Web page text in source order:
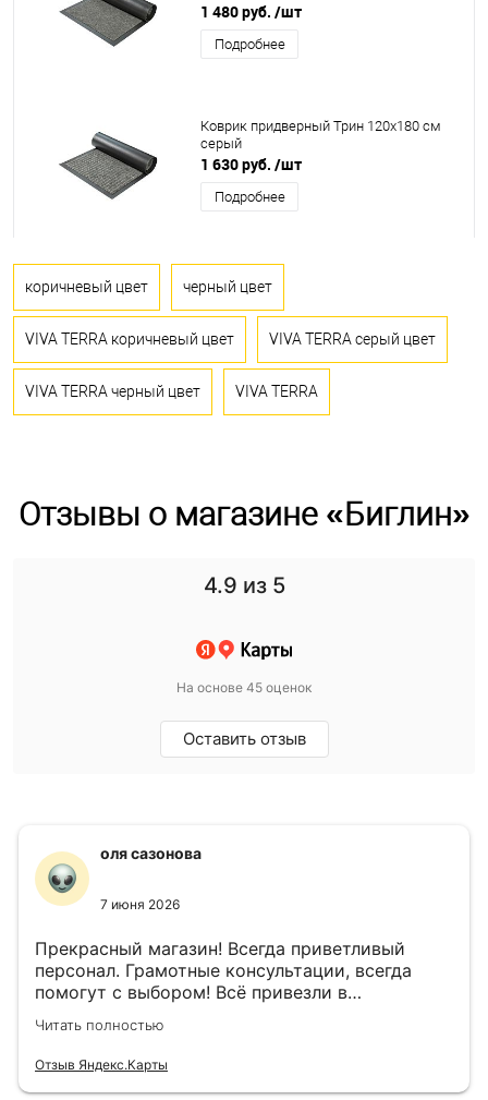
1 480 руб. /шт
Подробнее
Коврик придверный Трин 120x180 см
серый
1 630 руб. /шт
Подробнее
коричневый цвет черный цвет
VIVA TERRA коричневый цвет VIVA TERRA серый цвет
VIVA TERRA черный цвет VIVA TERRA
Отзывы о магазине «Биглин»
4.9 из 5
На основе 45 оценок
Оставить отзыв
оля сазонова
7 июня 2026
Прекрасный магазин! Всегда приветливый
персонал. Грамотные консультации, всегда
помогут с выбором! Всё привезли в
назначенный день!
Читать полностью
Отзыв Яндекс.Карты